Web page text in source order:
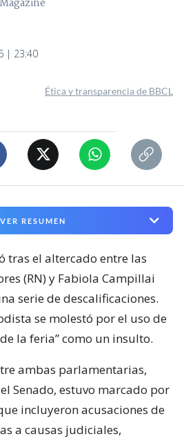
| 23:40
Ética y transparencia de BBCL
VER RESUMEN
tras el altercado entre las
(RN) y Fabiola Campillai
serie de descalificaciones.
se molestó por el uso de
la feria” como un insulto.
ambas parlamentarias,
Senado, estuvo marcado por
incluyeron acusaciones de
a causas judiciales,